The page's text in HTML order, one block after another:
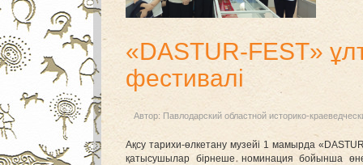
«DASTUR-FEST»
фестивалі
Автор: Павлодарский областной историко-
Ақсу тарихи-өлкетану музейі 1 мамырда
қатысушылар бірнеше номинация бойынша